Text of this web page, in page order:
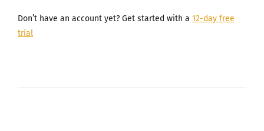
Don’t have an account yet? Get started with a 12-day free
trial